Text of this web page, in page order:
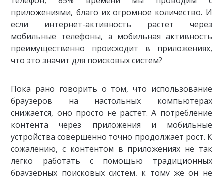
приложениями, благо их огромное количество. И
если интернет-активность растет через
мобильные телефоны, а мобильная активность
преимущественно происходит в приложениях,
что это значит для поисковых систем?
Пока рано говорить о том, что использование
браузеров на настольных компьютерах
снижается, оно просто не растет. А потребление
контента через приложения и мобильные
устройства совершенно точно продолжает рост. К
сожалению, с контентом в приложениях не так
легко работать с помощью традиционных
браузерных поисковых систем, к тому же он не